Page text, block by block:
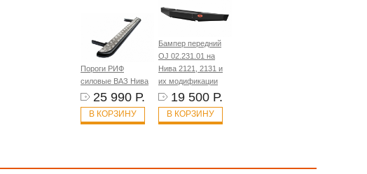
Пороги РИФ
силовые ВАЗ Нива
25 990 Р.
В КОРЗИНУ
Бампер передний
OJ 02.231.01 на
Нива 2121, 2131 и
их модификации
19 500 Р.
В КОРЗИНУ